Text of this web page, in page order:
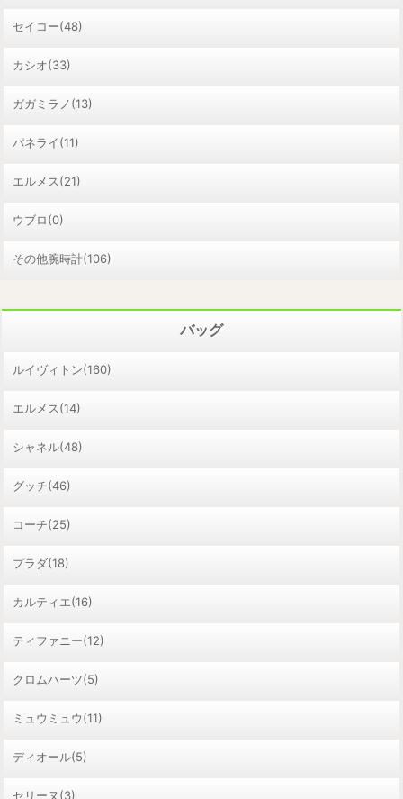
セイコー(48)
カシオ(33)
ガガミラノ(13)
パネライ(11)
エルメス(21)
ウブロ(0)
その他腕時計(106)
バッグ
ルイヴィトン(160)
エルメス(14)
シャネル(48)
グッチ(46)
コーチ(25)
プラダ(18)
カルティエ(16)
ティファニー(12)
クロムハーツ(5)
ミュウミュウ(11)
ディオール(5)
セリーヌ(3)